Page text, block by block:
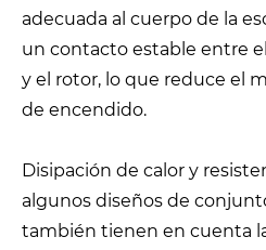
adecuada al cuerpo de la
un contacto estable entre
y el rotor, lo que reduce el
de encendido.
Disipación de calor y
algunos diseños de
también tienen en cuenta